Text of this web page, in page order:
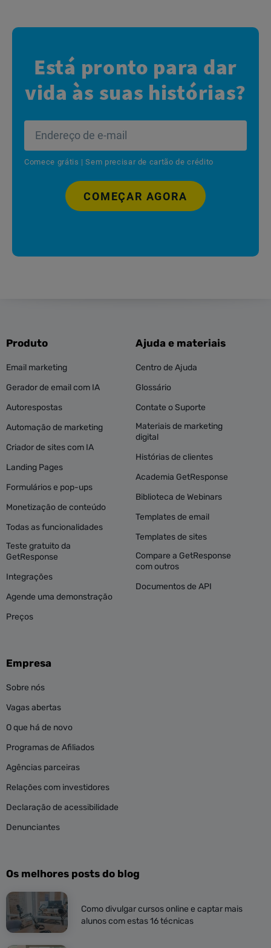
Está pronto para dar
vida às suas histórias?
Comece grátis | Sem precisar de cartão de crédito
COMEÇAR AGORA
Produto
Email marketing
Gerador de email com IA
Autorespostas
Automação de marketing
Criador de sites com IA
Landing Pages
Formulários e pop-ups
Monetização de conteúdo
Todas as funcionalidades
Teste gratuito da
GetResponse
Integrações
Agende uma demonstração
Preços
Ajuda e materiais
Centro de Ajuda
Glossário
Contate o Suporte
Materiais de marketing
digital
Histórias de clientes
Academia GetResponse
Biblioteca de Webinars
Templates de email
Templates de sites
Compare a GetResponse
com outros
Documentos de API
Empresa
Sobre nós
Vagas abertas
O que há de novo
Programas de Afiliados
Agências parceiras
Relações com investidores
Declaração de acessibilidade
Denunciantes
Os melhores posts do blog
Como divulgar cursos online e captar mais
alunos com estas 16 técnicas